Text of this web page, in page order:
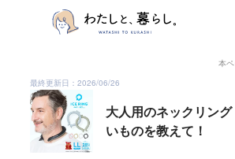
本
最終更新日：2026/06/26
大人用のネックリン
いものを教えて！